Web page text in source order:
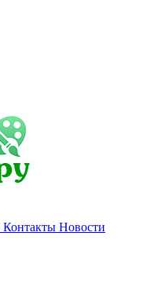
Контакты Новости